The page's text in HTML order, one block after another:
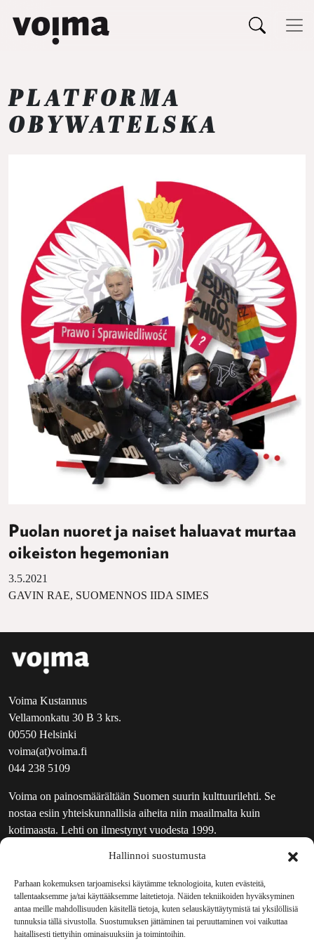
Hallinnoi suostumusta
Parhaan kokemuksen tarjoamiseksi käytämme teknologioita, kuten evästeitä,
tallentaaksemme ja/tai käyttääksemme laitetietoja. Näiden tekniikoiden hyväksyminen
antaa meille mahdollisuuden käsitellä tietoja, kuten selauskäyttäytymistä tai yksilöllisiä
tunnuksia tällä sivustolla. Suostumuksen jättäminen tai peruuttaminen voi vaikuttaa
haitallisesti tiettyihin ominaisuuksiin ja toimintoihin.
Päävalikko
PLATFORMA
OBYWATELSKA
Puolan nuoret ja naiset haluavat murtaa
oikeiston hegemonian
3.5.2021
GAVIN RAE, SUOMENNOS IIDA SIMES
Voima Kustannus
Vellamonkatu 30 B 3 krs.
00550 Helsinki
voima(at)voima.fi
044 238 5109
Voima on painosmäärältään Suomen suurin kulttuurilehti. Se
nostaa esiin yhteiskunnallisia aiheita niin maailmalta kuin
kotimaasta. Lehti on ilmestynyt vuodesta 1999.
UUTISKIRJE
MAINOSTAJILLE
VASTAMAINOKSET
JAKELUPAIKAT